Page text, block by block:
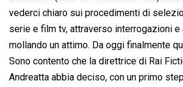
vederci chiaro sui procedimenti di
serie e film tv, attraverso interrogazioni e
mollando un attimo. Da oggi finalmente
Sono contento che la direttrice di Rai
Andreatta abbia deciso, con un primo